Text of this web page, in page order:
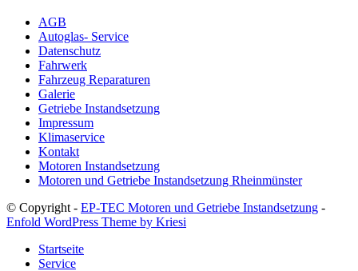
AGB
Autoglas- Service
Datenschutz
Fahrwerk
Fahrzeug Reparaturen
Galerie
Getriebe Instandsetzung
Impressum
Klimaservice
Kontakt
Motoren Instandsetzung
Motoren und Getriebe Instandsetzung Rheinmünster
© Copyright - EP-TEC Motoren und Getriebe Instandsetzung -
Enfold WordPress Theme by Kriesi
Startseite
Service